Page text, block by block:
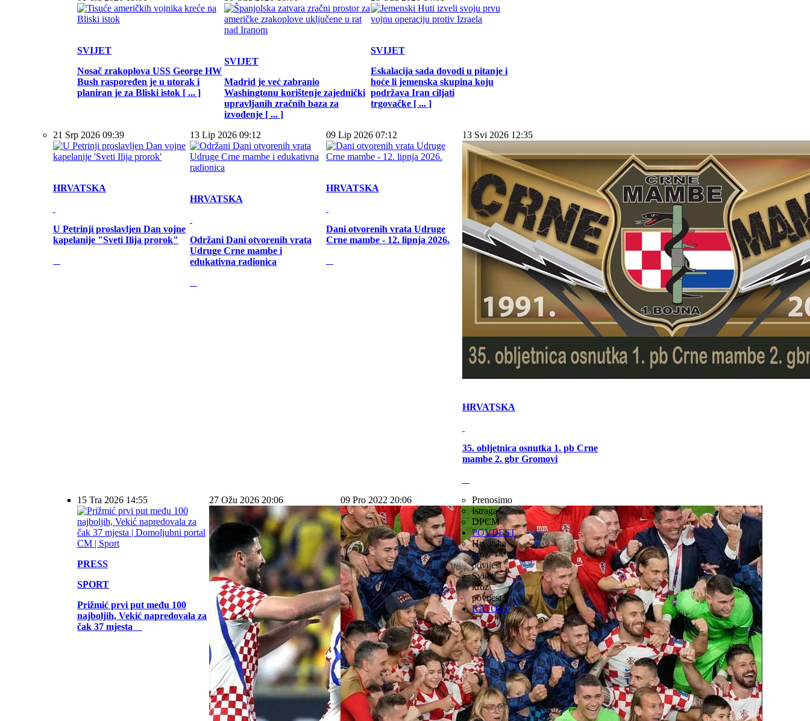
SVIJET
Nosač zrakoplova USS George HW
Bush raspoređen je u utorak i
planiran je za Bliski istok [ ... ]
SVIJET
Madrid je već zabranio
Washingtonu korištenje zajednički
upravljanih zračnih baza za
izvođenje [ ... ]
SVIJET
Eskalacija sada dovodi u pitanje i
hoće li jemenska skupina koju
podržava Iran ciljati
trgovačke [ ... ]
21 Srp 2026 09:39
HRVATSKA
U Petrinji proslavljen Dan vojne
kapelanije "Sveti Ilija prorok"
13 Lip 2026 09:12
HRVATSKA
Održani Dani otvorenih vrata
Udruge Crne mambe i
edukativna radionica
09 Lip 2026 07:12
HRVATSKA
Dani otvorenih vrata Udruge
Crne mambe - 12. lipnja 2026.
13 Svi 2026 12:35
HRVATSKA
35. obljetnica osnutka 1. pb Crne
mambe 2. gbr Gromovi
15 Tra 2026 14:55
PRESS
SPORT
Prižmić prvi put među 100
najboljih, Vekić napredovala za
čak 37 mjesta
27 Ožu 2026 20:06 09 Pro 2022 20:06
Prenosimo
Istraga
DPCM
POVIJEST
Hrvatska
kroz
povijest
Svijet
kroz
povijest
RATOVI